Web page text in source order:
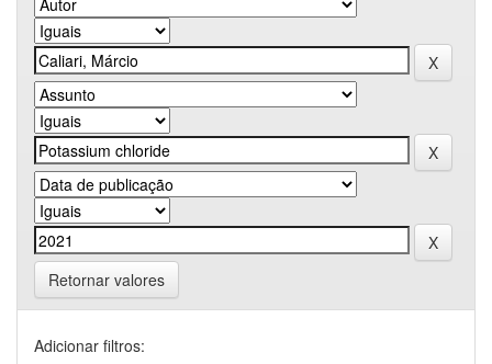
Retornar valores
Adicionar filtros: